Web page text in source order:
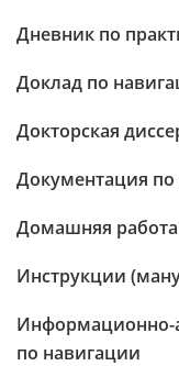
Дневник по
Доклад по
Докторская
Документация
Домашняя
Инструкции
Информационно-
по навигации